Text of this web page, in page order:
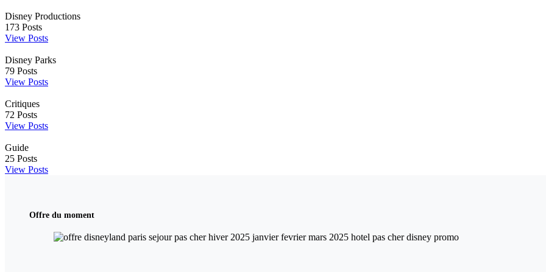
Disney Productions
173 Posts
View Posts
Disney Parks
79 Posts
View Posts
Critiques
72 Posts
View Posts
Guide
25 Posts
View Posts
Offre du moment